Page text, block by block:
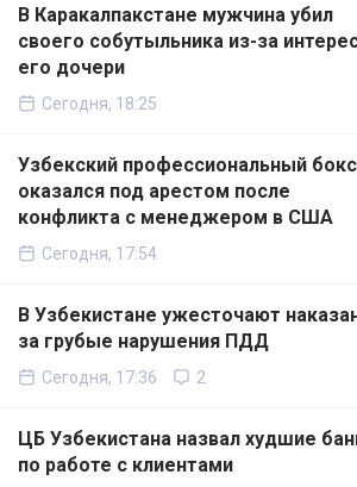
В Каракалпакстане мужчина убил
своего собутыльника из-за
его дочери
Сегодня, 18:25
Узбекский профессиональный
оказался под арестом после
конфликта с менеджером в США
Сегодня, 17:54
В Узбекистане ужесточают
за грубые нарушения ПДД
Сегодня, 17:36 2
ЦБ Узбекистана назвал худшие
по работе с клиентами